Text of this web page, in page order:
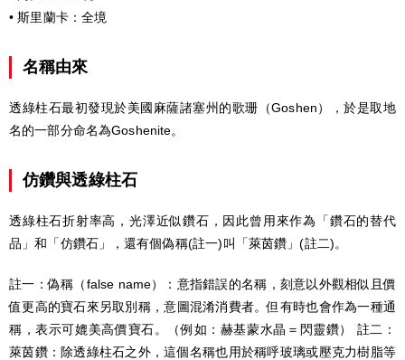
• 斯里蘭卡：全境
名稱由來
透綠柱石最初發現於美國麻薩諸塞州的歌珊（Goshen），於是取地
名的一部分命名為Goshenite。
仿鑽與透綠柱石
透綠柱石折射率高，光澤近似鑽石，因此曾用來作為「鑽石的替代
品」和「仿鑽石」，還有個偽稱(註一)叫「萊茵鑽」(註二)。
註一：偽稱（false name）：意指錯誤的名稱，刻意以外觀相似且價
值更高的寶石來另取別稱，意圖混淆消費者。但有時也會作為一種通
稱，表示可媲美高價寶石。（例如：赫基蒙水晶＝閃靈鑽） 註二：
萊茵鑽：除透綠柱石之外，這個名稱也用於稱呼玻璃或壓克力樹脂等